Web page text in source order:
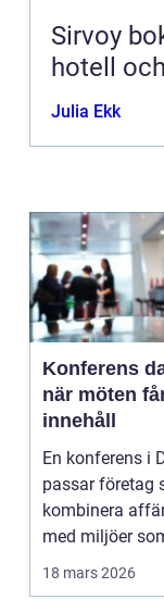
Sirvoy
hotell
Julia Ekk
Konferens
när möten
innehåll
En konferens i
passar företag
kombinera
med miljöer
lugn, fokus...
18 mars 2026